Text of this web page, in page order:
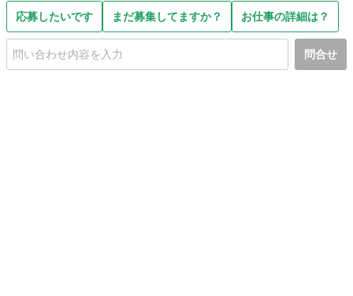
応募したいです まだ募集してますか？ お仕事の詳細は？
問合せ